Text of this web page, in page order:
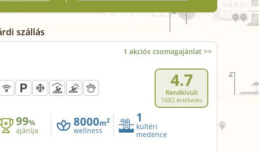
szállás
1 akciós csomagajánlat >>
4.7
Rendkívüli
1682 értékelés
99%
ajánlja
8000m2
wellness
1
kültéri
medence